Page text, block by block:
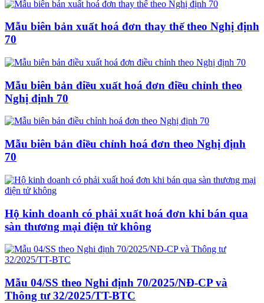
Mẫu biên bản xuất hoá đơn thay thế theo Nghị định
70
Mẫu biên bản điều xuất hoá đơn điều chỉnh theo
Nghị định 70
Mẫu biên bản điều chỉnh hoá đơn theo Nghị định
70
Hộ kinh doanh có phải xuất hoá đơn khi bán qua
sàn thương mại điện tử không
Mẫu 04/SS theo Nghi định 70/2025/NĐ-CP và
Thông tư 32/2025/TT-BTC